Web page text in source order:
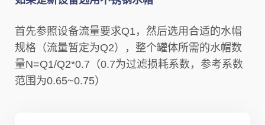
首先参照设备流量要求Q1，然后选用合适的水帽
规格（流量暂定为Q2），整个罐体所需的水帽数
量N=Q1/Q2*0.7（0.7为过滤损耗系数，参考系数
范围为0.65~0.75）